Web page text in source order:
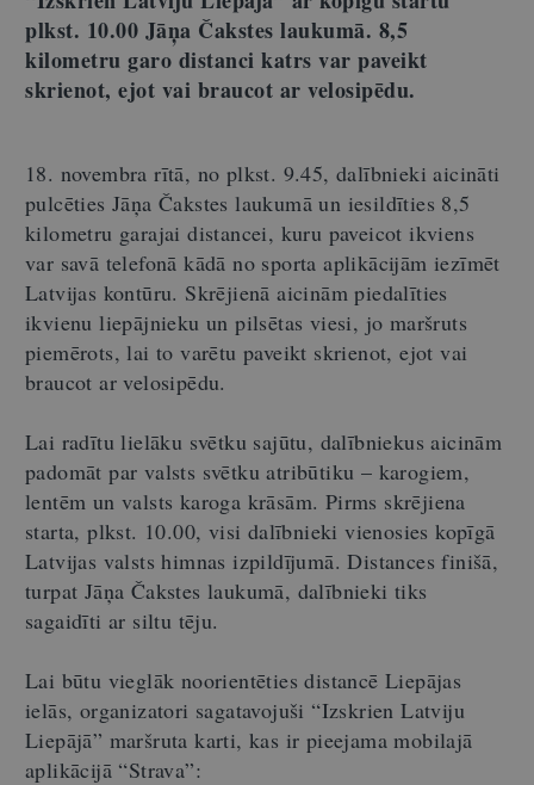
plkst. 10.00 Jāņa Čakstes laukumā. 8,5
kilometru garo distanci katrs var paveikt
skrienot, ejot vai braucot ar velosipēdu.
18. novembra rītā, no plkst. 9.45, dalībnieki aicināti
pulcēties Jāņa Čakstes laukumā un iesildīties 8,5
kilometru garajai distancei, kuru paveicot ikviens
var savā telefonā kādā no sporta aplikācijām iezīmēt
Latvijas kontūru. Skrējienā aicinām piedalīties
ikvienu liepājnieku un pilsētas viesi, jo maršruts
piemērots, lai to varētu paveikt skrienot, ejot vai
braucot ar velosipēdu.
Lai radītu lielāku svētku sajūtu, dalībniekus aicinām
padomāt par valsts svētku atribūtiku – karogiem,
lentēm un valsts karoga krāsām. Pirms skrējiena
starta, plkst. 10.00, visi dalībnieki vienosies kopīgā
Latvijas valsts himnas izpildījumā. Distances finišā,
turpat Jāņa Čakstes laukumā, dalībnieki tiks
sagaidīti ar siltu tēju.
Lai būtu vieglāk noorientēties distancē Liepājas
ielās, organizatori sagatavojuši “Izskrien Latviju
Liepājā” maršruta karti, kas ir pieejama mobilajā
aplikācijā “Strava”: